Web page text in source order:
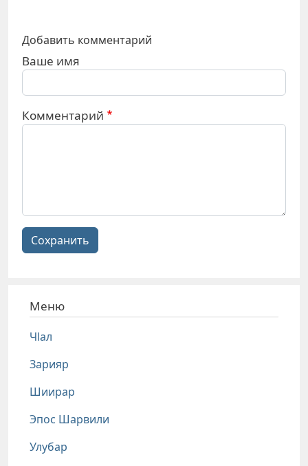
Добавить комментарий
Ваше имя
Комментарий
Сохранить
Меню
Чlал
Зарияр
Шиирар
Эпос Шарвили
Улубар